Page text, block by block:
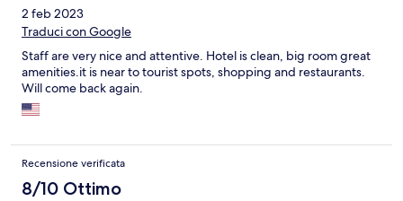
2 feb 2023
Traduci con Google
Staff are very nice and attentive. Hotel is clean, big room great
amenities.it is near to tourist spots, shopping and restaurants.
Will come back again.
Recensione verificata
8/10 Ottimo